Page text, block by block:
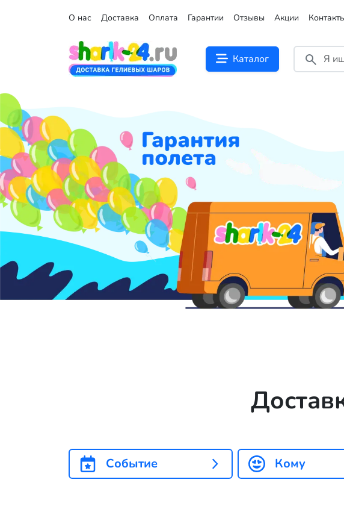
О нас Доставка Оплата Гарантии Отзывы Акции
Каталог
Событие Кому